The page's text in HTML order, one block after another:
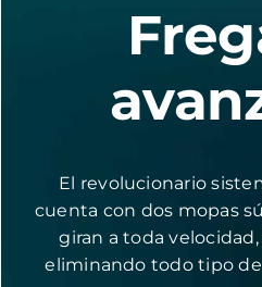
El revolucionario
cuenta con dos mopas
giran a toda
eliminando todo tipo